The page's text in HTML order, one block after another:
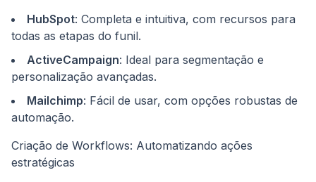
HubSpot: Completa e intuitiva, com recursos para
todas as etapas do funil.
ActiveCampaign: Ideal para segmentação e
personalização avançadas.
Mailchimp: Fácil de usar, com opções robustas de
automação.
Criação de Workflows: Automatizando ações
estratégicas